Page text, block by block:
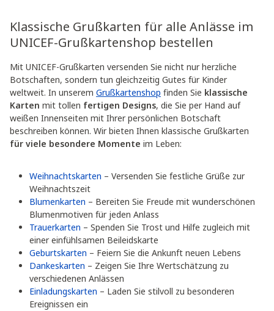
Klassische Grußkarten für alle Anlässe im
UNICEF-Grußkartenshop bestellen
Mit UNICEF-Grußkarten versenden Sie nicht nur herzliche
Botschaften, sondern tun gleichzeitig Gutes für Kinder
weltweit. In unserem Grußkartenshop finden Sie klassische
Karten mit tollen fertigen Designs, die Sie per Hand auf
weißen Innenseiten mit Ihrer persönlichen Botschaft
beschreiben können. Wir bieten Ihnen klassische Grußkarten
für viele besondere Momente im Leben:
Weihnachtskarten – Versenden Sie festliche Grüße zur
Weihnachtszeit
Blumenkarten – Bereiten Sie Freude mit wunderschönen
Blumenmotiven für jeden Anlass
Trauerkarten – Spenden Sie Trost und Hilfe zugleich mit
einer einfühlsamen Beileidskarte
Geburtskarten – Feiern Sie die Ankunft neuen Lebens
Dankeskarten – Zeigen Sie Ihre Wertschätzung zu
verschiedenen Anlässen
Einladungskarten – Laden Sie stilvoll zu besonderen
Ereignissen ein